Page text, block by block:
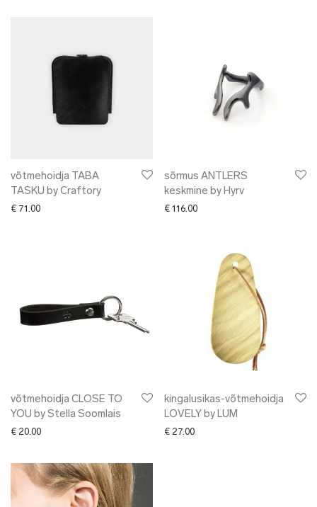
võtmehoidja TABA
TASKU by Craftory
€ 71.00
sõrmus ANTLERS
keskmine by Hyrv
€ 116.00
võtmehoidja CLOSE TO
YOU by Stella Soomlais
€ 20.00
kingalusikas-võtmehoidja
LOVELY by LUM
€ 27.00